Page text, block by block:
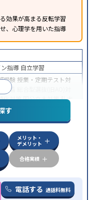
効果が高まる反転学習
、心理学を用いた指導
指導 自立学習
受験 授業・定期テスト対
着
化対策国公立大対策私大
(英語検定)対策
その
の振替可能 不登校生に対
を利用オンライン対応
習のみの受講可発達障害
す
メリット・
デメリット
合格実績
電話する 通話料無料